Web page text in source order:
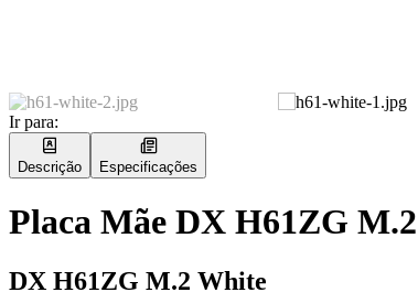
Ir para:
Descrição Especificações
Placa Mãe DX H61ZG
DX H61ZG M.2 White